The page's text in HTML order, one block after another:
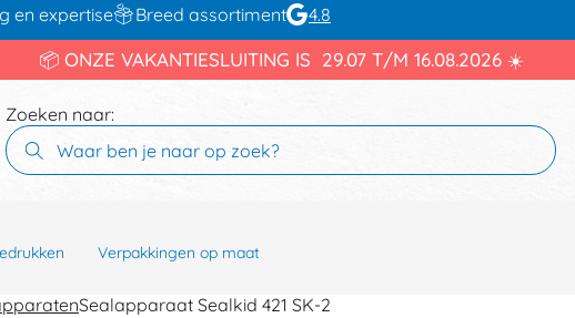
en expertise Breed assortiment 4.8
📦 ONZE VAKANTIESLUITING IS 29.07 T/M 16.08.2026 ☀️
Zoeken naar:
Verpakkingen op maat
Sealapparaat Sealkid 421 SK-2